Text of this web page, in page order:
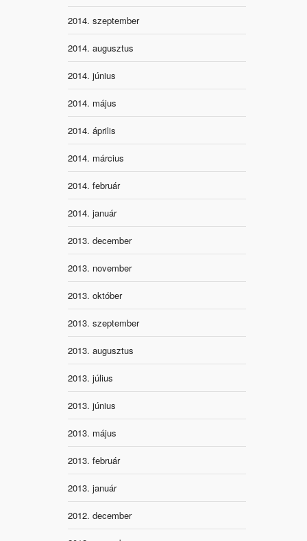
2014. szeptember
2014. augusztus
2014. június
2014. május
2014. április
2014. március
2014. február
2014. január
2013. december
2013. november
2013. október
2013. szeptember
2013. augusztus
2013. július
2013. június
2013. május
2013. február
2013. január
2012. december